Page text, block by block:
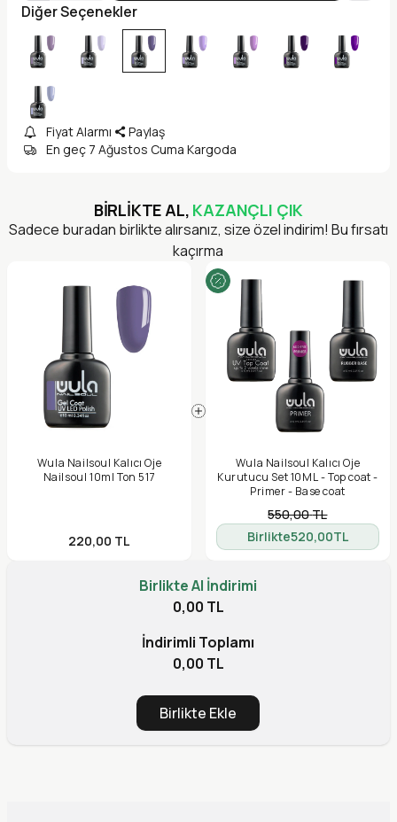
Diğer Seçenekler
Fiyat Alarmı
Paylaş
En geç 7 Ağustos Cuma Kargoda
BİRLİKTE AL, KAZANÇLI ÇIK
Sadece buradan birlikte alırsanız, size özel indirim! Bu fırsatı
kaçırma
Wula Nailsoul Kalıcı Oje
Nailsoul 10ml Ton 517
220,00 TL
Wula Nailsoul Kalıcı Oje
Kurutucu Set 10ML - Top coat -
Primer - Base coat
550,00TL
Birlikte520,00TL
Birlikte Al İndirimi
0,00 TL
İndirimli Toplamı
0,00 TL
Birlikte Ekle